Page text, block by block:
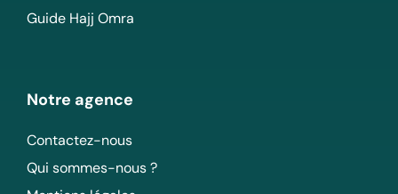
Guide Hajj Omra
Notre agence
Contactez-nous
Qui sommes-nous ?